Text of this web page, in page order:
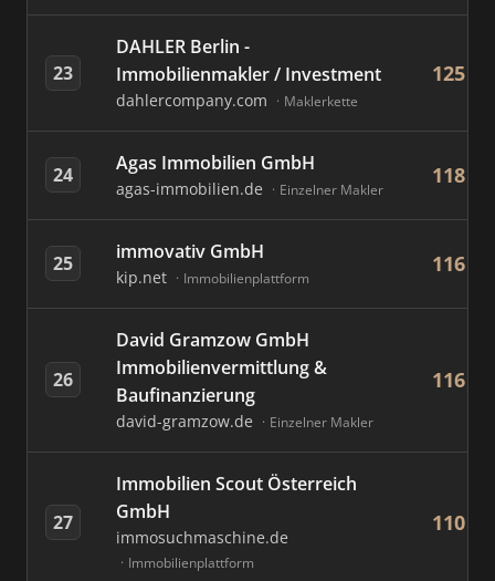
23
DAHLER Berlin -
Immobilienmakler / Investment
dahlercompany.com Maklerkette
125
24 Agas Immobilien GmbH
agas-immobilien.de Einzelner Makler
118
25 immovativ GmbH
kip.net Immobilienplattform
116
26
David Gramzow GmbH
Immobilienvermittlung &
Baufinanzierung
david-gramzow.de Einzelner Makler
116
27
Immobilien Scout Österreich
GmbH
immosuchmaschine.de
Immobilienplattform
110